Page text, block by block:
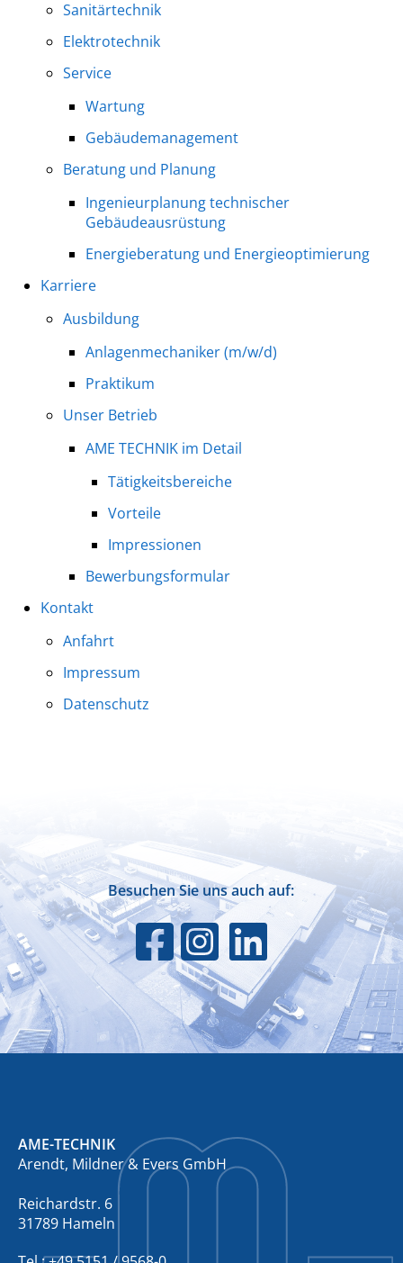
Sanitärtechnik
Elektrotechnik
Service
Wartung
Gebäudemanagement
Beratung und Planung
Ingenieurplanung technischer
Gebäudeausrüstung
Energieberatung und Energieoptimierung
Karriere
Ausbildung
Anlagenmechaniker (m/w/d)
Praktikum
Unser Betrieb
AME TECHNIK im Detail
Tätigkeitsbereiche
Vorteile
Impressionen
Bewerbungsformular
Kontakt
Anfahrt
Impressum
Datenschutz
Besuchen Sie uns auch auf:
AME-TECHNIK
Arendt, Mildner & Evers GmbH
Reichardstr. 6
31789 Hameln